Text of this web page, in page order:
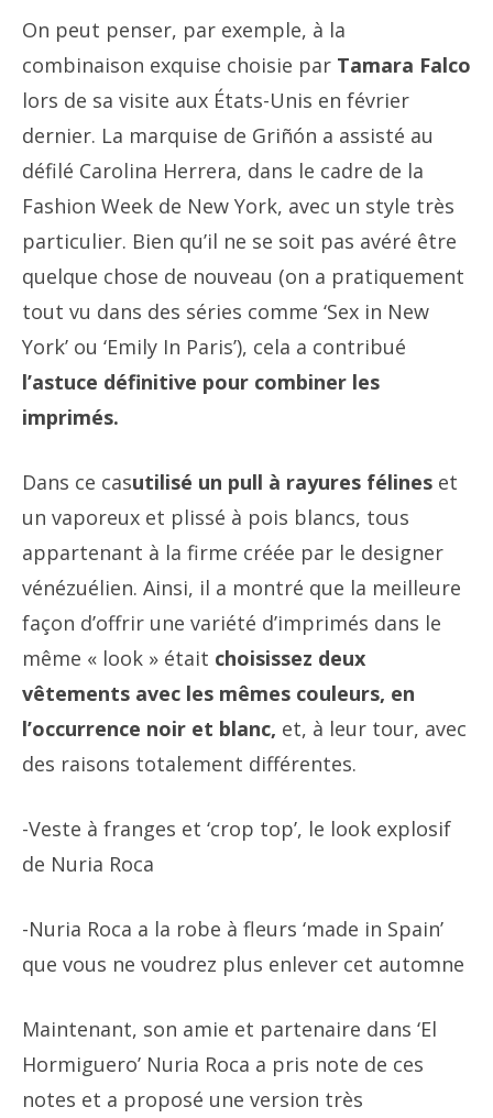
On peut penser, par exemple, à la
combinaison exquise choisie par Tamara Falco
lors de sa visite aux États-Unis en février
dernier. La marquise de Griñón a assisté au
défilé Carolina Herrera, dans le cadre de la
Fashion Week de New York, avec un style très
particulier. Bien qu’il ne se soit pas avéré être
quelque chose de nouveau (on a pratiquement
tout vu dans des séries comme ‘Sex in New
York’ ou ‘Emily In Paris’), cela a contribué
l’astuce définitive pour combiner les
imprimés.
Dans ce casutilisé un pull à rayures félines et
un vaporeux et plissé à pois blancs, tous
appartenant à la firme créée par le designer
vénézuélien. Ainsi, il a montré que la meilleure
façon d’offrir une variété d’imprimés dans le
même « look » était choisissez deux
vêtements avec les mêmes couleurs, en
l’occurrence noir et blanc, et, à leur tour, avec
des raisons totalement différentes.
-Veste à franges et ‘crop top’, le look explosif
de Nuria Roca
-Nuria Roca a la robe à fleurs ‘made in Spain’
que vous ne voudrez plus enlever cet automne
Maintenant, son amie et partenaire dans ‘El
Hormiguero’ Nuria Roca a pris note de ces
notes et a proposé une version très